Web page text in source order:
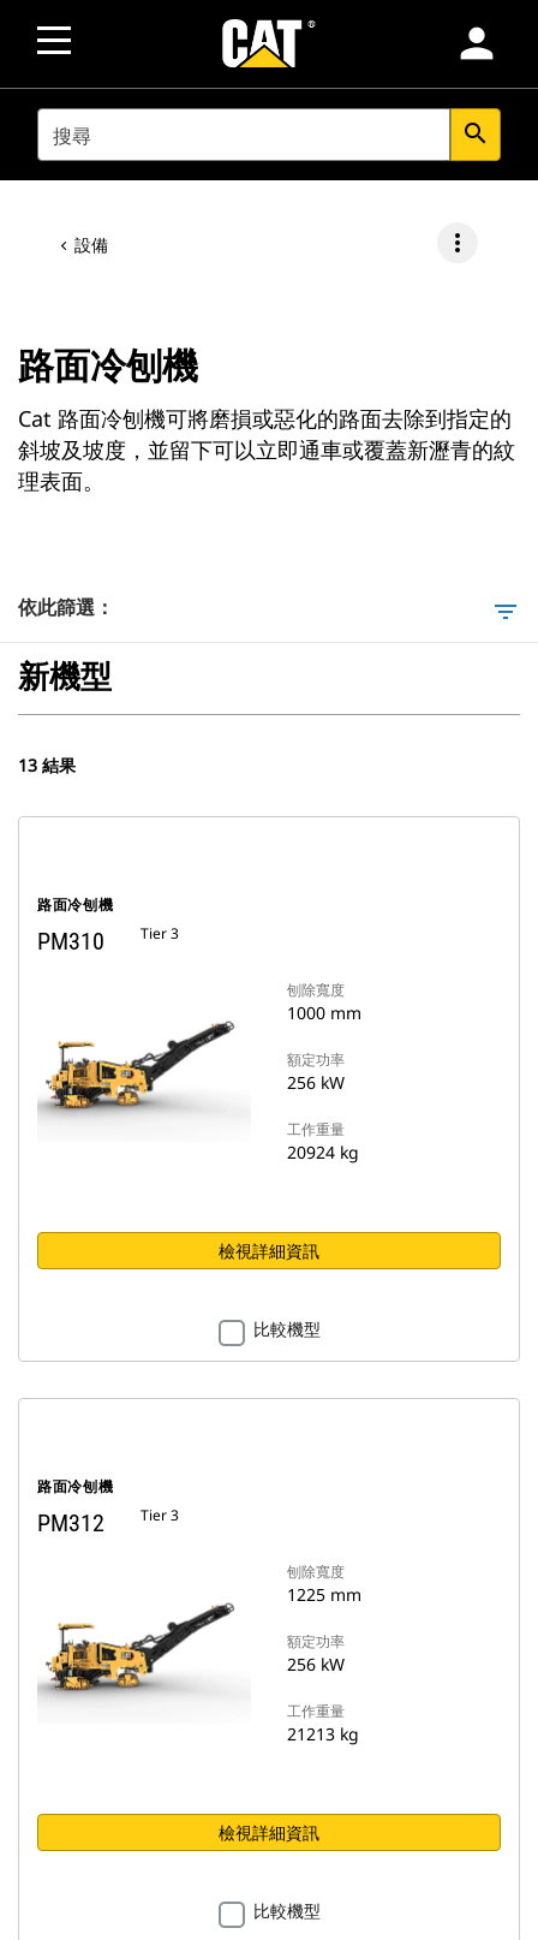
person
SEARCH search
設備 more_vert
路面冷刨機
Cat 路面冷刨機可將磨損或惡化的路面去除到指定的
斜坡及坡度，並留下可以立即通車或覆蓋新瀝青的紋
理表面。
依此篩選： filter_list
新機型
13 結果
路面冷刨機
PM310 Tier 3
刨除寬度
1000 mm
額定功率
256 kW
工作重量
20924 kg
檢視詳細資訊
比較機型
路面冷刨機
PM312 Tier 3
刨除寬度
1225 mm
額定功率
256 kW
工作重量
21213 kg
檢視詳細資訊
比較機型